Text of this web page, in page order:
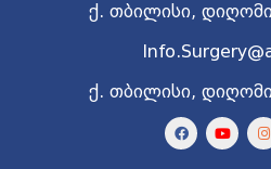
ქ. თბილისი,
ქ. თბილისი,